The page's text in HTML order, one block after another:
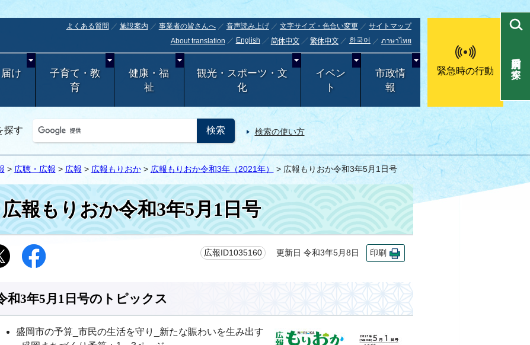
よくある質問 施設案内 事業者の皆さんへ 音声読み上げ 文字サイズ・色合い変更
サイトマップ
About translation
English 简体中文 繁体中文 한국어 ภาษาไทย
け
子育て・教
育
健康・福
祉
観光・スポーツ・文
化
イベン
ト
市政情
報
緊急時の行動
探す 検索の使い方
目的別で探す
> 広聴・広報 > 広報 > 広報もりおか> 広報もりおか令和3年（2021年） > 広報もりおか令和3年5月1日号
広報もりおか令和3年5月1日号
広報ID1035160 更新日 令和3年5月8日 印刷
和3年5月1日号のトピックス
盛岡市の予算_市民の生活を守り_新たな賑わいを生み出す